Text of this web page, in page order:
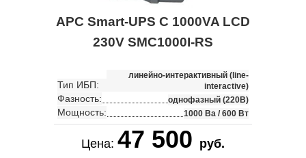
APC Smart-UPS C 1000VA LCD
230V SMC1000I-RS
Тип ИБП:
линейно-интерактивный (line-
interactive)
Фазность: однофазный (220В)
Мощность: 1000 Ва / 600 Вт
Цена: 47 500 руб.